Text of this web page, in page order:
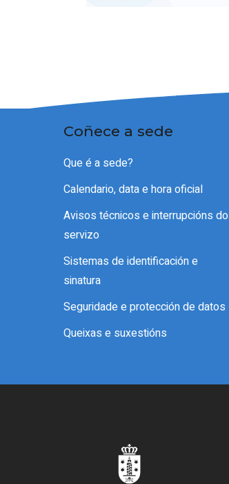
Coñece a sede
Que é a sede?
Calendario, data e hora oficial
Avisos técnicos e interrupcións do
servizo
Sistemas de identificación e
sinatura
Seguridade e protección de datos
Queixas e suxestións